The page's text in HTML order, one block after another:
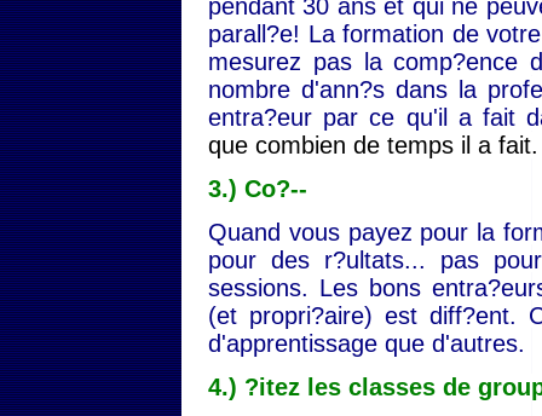
pendant 30 ans et qui ne
parall?e! La formation de
mesurez pas la comp?ence
nombre d'ann?s dans la
entra?eur par ce qu'il a fait
que combien de temps il a fait.
3.) Co?--
Quand vous payez pour la
pour des r?ultats... pas
sessions. Les bons
(et propri?aire) est diff?ent.
d'apprentissage que d'autres.
4.) ?itez les classes de